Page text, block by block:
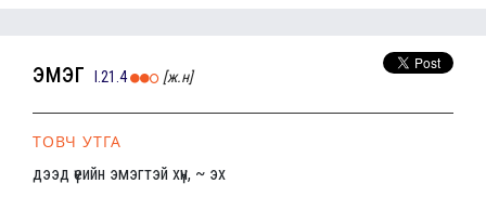
эмэг I.21.4 [ж.н]
ТОВЧ УТГА
дээд үеийн эмэгтэй хүн, ~ эх